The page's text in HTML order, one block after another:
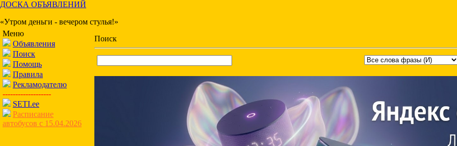
ДОСКА ОБЪЯВЛЕНИЙ
«Утром деньги - вечером стулья!»
Меню
Объявления
Поиск
Помощь
Правила
Рекламодателю
-------------------
SETI.ee
Расписание
автобусов с 15.04.2026
Поиск